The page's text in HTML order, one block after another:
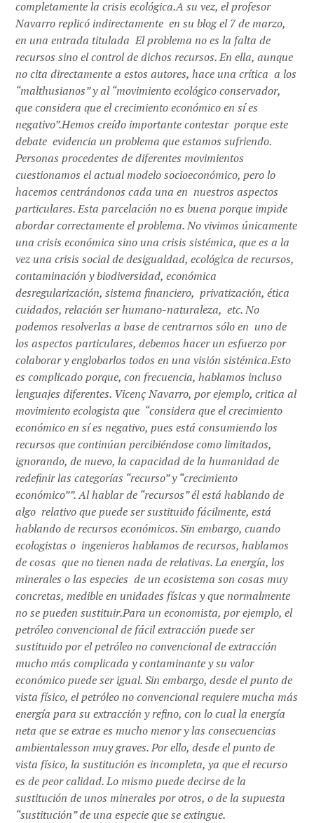
completamente la crisis ecológica.A su vez, el profesor
Navarro replicó indirectamente en su blog el 7 de marzo,
en una entrada titulada El problema no es la falta de
recursos sino el control de dichos recursos. En ella, aunque
no cita directamente a estos autores, hace una crítica a los
“malthusianos” y al “movimiento ecológico conservador,
que considera que el crecimiento económico en sí es
negativo”.Hemos creído importante contestar porque este
debate evidencia un problema que estamos sufriendo.
Personas procedentes de diferentes movimientos
cuestionamos el actual modelo socioeconómico, pero lo
hacemos centrándonos cada una en nuestros aspectos
particulares. Esta parcelación no es buena porque impide
abordar correctamente el problema. No vivimos únicamente
una crisis económica sino una crisis sistémica, que es a la
vez una crisis social de desigualdad, ecológica de recursos,
contaminación y biodiversidad, económica
desregularización, sistema financiero, privatización, ética
cuidados, relación ser humano-naturaleza, etc. No
podemos resolverlas a base de centrarnos sólo en uno de
los aspectos particulares, debemos hacer un esfuerzo por
colaborar y englobarlos todos en una visión sistémica.Esto
es complicado porque, con frecuencia, hablamos incluso
lenguajes diferentes. Vicenç Navarro, por ejemplo, critica al
movimiento ecologista que “considera que el crecimiento
económico en sí es negativo, pues está consumiendo los
recursos que continúan percibiéndose como limitados,
ignorando, de nuevo, la capacidad de la humanidad de
redefinir las categorías “recurso” y “crecimiento
económico””. Al hablar de “recursos” él está hablando de
algo relativo que puede ser sustituido fácilmente, está
hablando de recursos económicos. Sin embargo, cuando
ecologistas o ingenieros hablamos de recursos, hablamos
de cosas que no tienen nada de relativas. La energía, los
minerales o las especies de un ecosistema son cosas muy
concretas, medible en unidades físicas y que normalmente
no se pueden sustituir.Para un economista, por ejemplo, el
petróleo convencional de fácil extracción puede ser
sustituido por el petróleo no convencional de extracción
mucho más complicada y contaminante y su valor
económico puede ser igual. Sin embargo, desde el punto de
vista físico, el petróleo no convencional requiere mucha más
energía para su extracción y refino, con lo cual la energía
neta que se extrae es mucho menor y las consecuencias
ambientalesson muy graves. Por ello, desde el punto de
vista físico, la sustitución es incompleta, ya que el recurso
es de peor calidad. Lo mismo puede decirse de la
sustitución de unos minerales por otros, o de la supuesta
“sustitución” de una especie que se extingue.